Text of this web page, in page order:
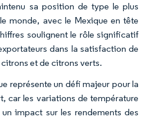
sa position de type le plus
monde, avec le Mexique en tête
soulignent le rôle significatif
dans la satisfaction de
et de citrons verts.
représente un défi majeur pour la
car les variations de température
impact sur les rendements des